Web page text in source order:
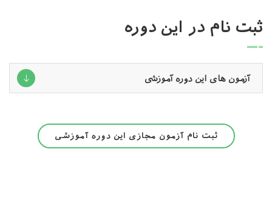
ثبت نام در این دوره
آزمون های این دوره آموزشی
ثبت نام آزمون مجازی این دوره آموزشی